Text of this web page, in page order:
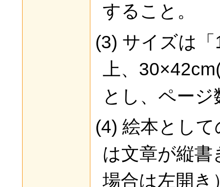
すること。
(3) サイズは
上、
とし、ペー
(4) 絵本とし
は文章が縦書
場合は左開き